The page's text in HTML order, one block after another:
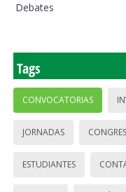
Debates
Tags
CONVOCATORIAS
JORNADAS
ESTUDIANTES